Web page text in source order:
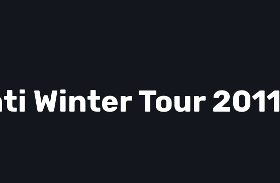
Winter Tour 2011